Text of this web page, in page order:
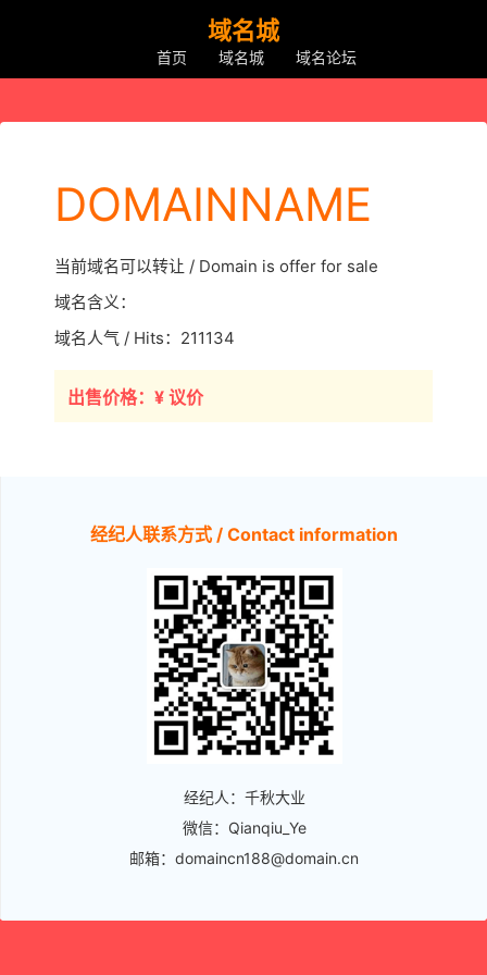
域名城
首页 域名城 域名论坛
DOMAINNAME
当前域名可以转让 / Domain is offer for sale
域名含义：
域名人气 / Hits：211134
出售价格：¥ 议价
经纪人联系方式 / Contact information
经纪人：千秋大业
微信：Qianqiu_Ye
邮箱：domaincn188@domain.cn